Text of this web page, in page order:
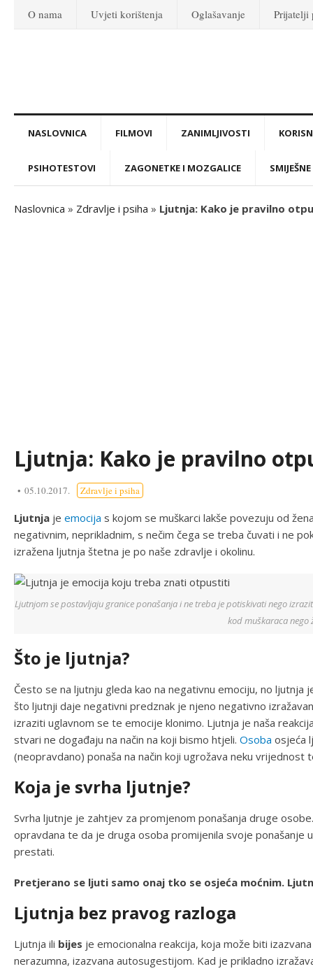
O nama Uvjeti korištenja Oglašavanje Prijatelji
NASLOVNICA FILMOVI ZANIMLJIVOSTI
PSIHOTESTOVI ZAGONETKE I MOZGALICE
Naslovnica » Zdravlje i psiha » Ljutnja: Kako je pravilno
Ljutnja: Kako je pravilno
05.10.2017. Zdravlje i psiha
Ljutnja je emocija s kojom se muškarci lakše povezuju od
negativnim, neprikladnim, s nečim čega se treba čuvati i ne
izražena ljutnja štetna je po naše zdravlje i okolinu.
Ljutnjom se postavljaju granice ponašanja i ne treba je potiskivati nego
kod muškaraca nego
Što je ljutnja?
Često se na ljutnju gleda kao na negativnu emociju, no ljutnja
što ljutnji daje negativni predznak je njeno negativno
izraziti uglavnom se te emocije klonimo. Ljutnja je naša
stvari ne događaju na način na koji bismo htjeli. Osoba osjeća
(neopravdano) ponaša na način koji ugrožava neku vrijednost
Koja je svrha ljutnje?
Svrha ljutnje je zahtjev za promjenom ponašanja druge
opravdana te da je druga osoba promijenila svoje ponašanje
prestati.
Pretjerano se ljuti samo onaj tko se osjeća moćnim.
Ljutnja bez pravog razloga
Ljutnja ili bijes je emocionalna reakcija, koja može biti
nerazumna, izazvana autosugestijom. Kad je prikladno